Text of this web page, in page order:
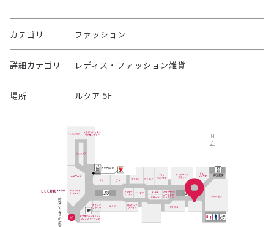
カテゴリ ファッション
詳細カテゴリ レディス・ファッション雑貨
場所 ルクア 5F